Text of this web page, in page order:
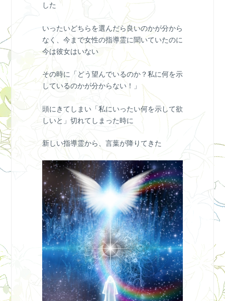
した
いったいどちらを選んだら良いのかが分から
なく、今まで女性の指導霊に聞いていたのに
今は彼女はいない
その時に「どう望んでいるのか？私に何を示
しているのかが分からない！」
頭にきてしまい「私にいったい何を示して欲
しいと」切れてしまった時に
新しい指導霊から、言葉が降りてきた